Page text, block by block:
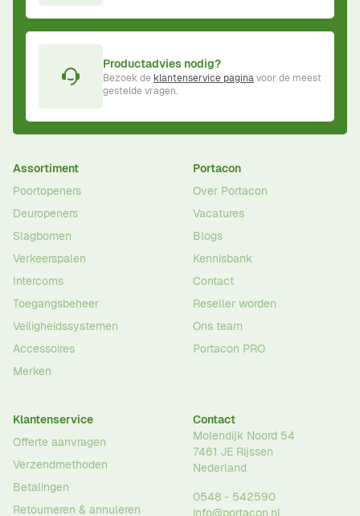
Productadvies nodig?
Bezoek de klantenservice paginavoor de meest
gestelde vragen.
Assortiment
Poortopeners
Deuropeners
Slagbomen
Verkeerspalen
Intercoms
Toegangsbeheer
Veiligheidssystemen
Accessoires
Merken
Portacon
Over Portacon
Vacatures
Blogs
Kennisbank
Contact
Reseller worden
Ons team
Portacon PRO
Klantenservice
Offerte aanvragen
Verzendmethoden
Betalingen
Retourneren & annuleren
Contact
Molendijk Noord 54
7461 JE Rijssen
Nederland
0548 - 542590
info@portacon.nl